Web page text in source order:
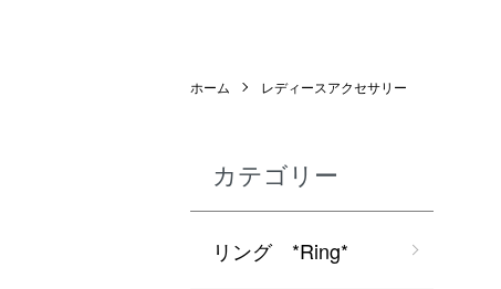
ホーム レディースアクセサリー
カテゴリー
リング *Ring*